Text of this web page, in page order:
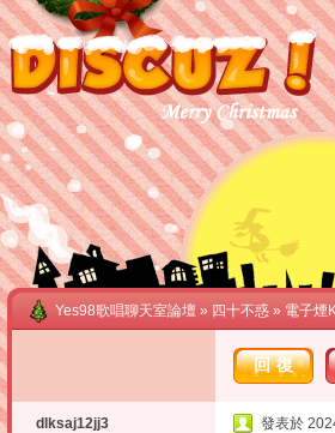
Yes98歌唱聊天室論壇 » 四十不惑 » 電子煙
回復
dlksaj12jj3 發表於